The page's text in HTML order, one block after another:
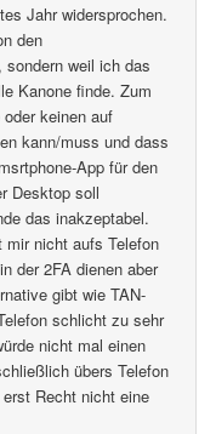
Jahr widersprochen.
den
weil ich das
Kanone finde. Zum
keinen auf
kann/muss und dass
App für den
Desktop soll
das inakzeptabel.
mir nicht aufs Telefon
der 2FA dienen aber
gibt wie TAN-
schlicht zu sehr
nicht mal einen
übers Telefon
Recht nicht eine